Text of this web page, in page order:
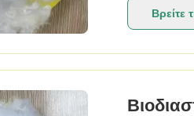
Acid Fiber
Βρείτε